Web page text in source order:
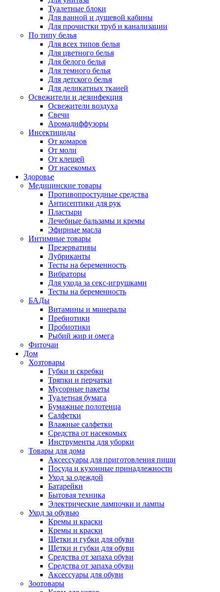
Туалетные блоки
Для ванной и душевой кабины
Для прочистки труб и канализации
По типу белья
Для всех типов белья
Для цветного белья
Для белого белья
Для темного белья
Для детского белья
Для деликатных тканей
Освежители и дезинфекция
Освежители воздуха
Свечи
Аромадиффузоры
Инсектициды
От комаров
От моли
От клещей
От насекомых
Здоровье
Медицинские товары
Противопростудные средства
Антисептики для рук
Пластыри
Лечебные бальзамы и кремы
Эфирные масла
Интимные товары
Презервативы
Лубриканты
Тесты на беременность
Вибраторы
Для ухода за секс-игрушками
Тесты на беременность
БАДы
Витамины и минералы
Пребиотики
Пробиотики
Рыбий жир и омега
Фиточаи
Дом
Хозтовары
Губки и скребки
Тряпки и перчатки
Мусорные пакеты
Туалетная бумага
Бумажные полотенца
Салфетки
Влажные салфетки
Средства от насекомых
Инструменты для уборки
Товары для дома
Аксессуары для приготовления пищи
Посуда и кухонные принадлежности
Уход за одеждой
Батарейки
Бытовая техника
Электрические лампочки и лампы
Уход за обувью
Кремы и краски
Кремы и краски
Щетки и губки для обуви
Щетки и губки для обуви
Средства от запаха обуви
Средства от запаха обуви
Аксессуары для обуви
Зоотовары